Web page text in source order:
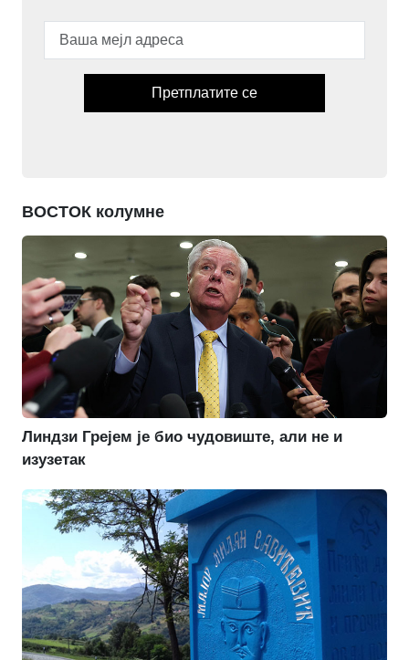
Претплатите се
ВОСТОК колумне
Линдзи Грејем је био чудовиште, али не и
изузетак